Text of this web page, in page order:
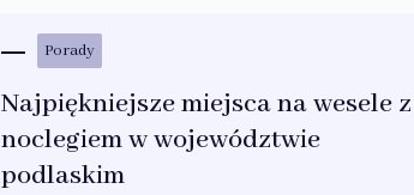
Porady
Najpiękniejsze miejsca na wesele z
noclegiem w województwie
podlaskim